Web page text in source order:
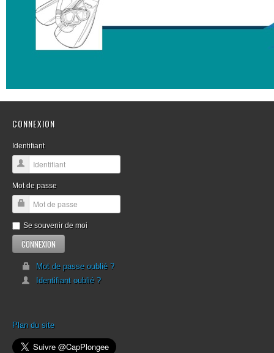
CONNEXION
Identifiant
Mot de passe
Se souvenir de moi
Mot de passe oublié ?
Identifiant oublié ?
Plan du site